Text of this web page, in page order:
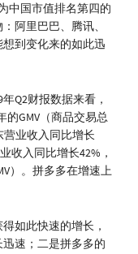
中国市值排名第四的
阿里巴巴、腾讯、
到变化来的如此迅
Q2财报数据来看，
的GMV（商品交易总
营业收入同比增长
收入同比增长42%，
）。拼多多在增速上
如此快速的增长，
速；二是拼多多的